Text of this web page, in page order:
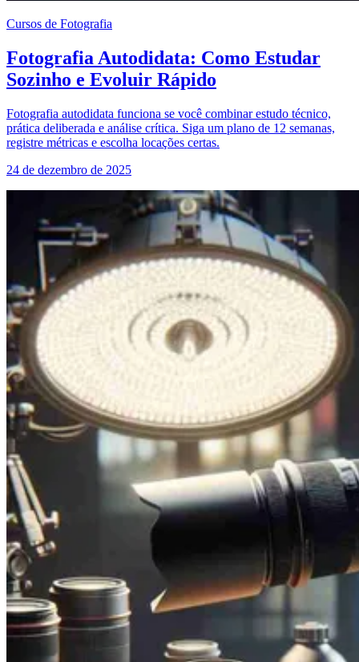
Cursos de Fotografia
Fotografia Autodidata: Como Estudar
Sozinho e Evoluir Rápido
Fotografia autodidata funciona se você combinar estudo técnico,
prática deliberada e análise crítica. Siga um plano de 12 semanas,
registre métricas e escolha locações certas.
24 de dezembro de 2025